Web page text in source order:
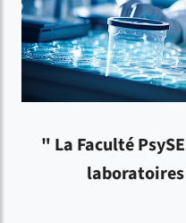
" La Faculté